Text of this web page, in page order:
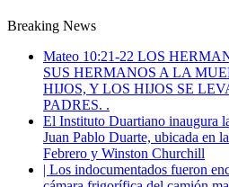
Breaking News
Mateo 10:21-22 LOS
SUS HERMANOS A LA
HIJOS, Y LOS HIJOS SE
PADRES. .
El Instituto Duartiano inaugura
Juan Pablo Duarte, ubicada en
Febrero y Winston Churchill
| Los indocumentados fueron